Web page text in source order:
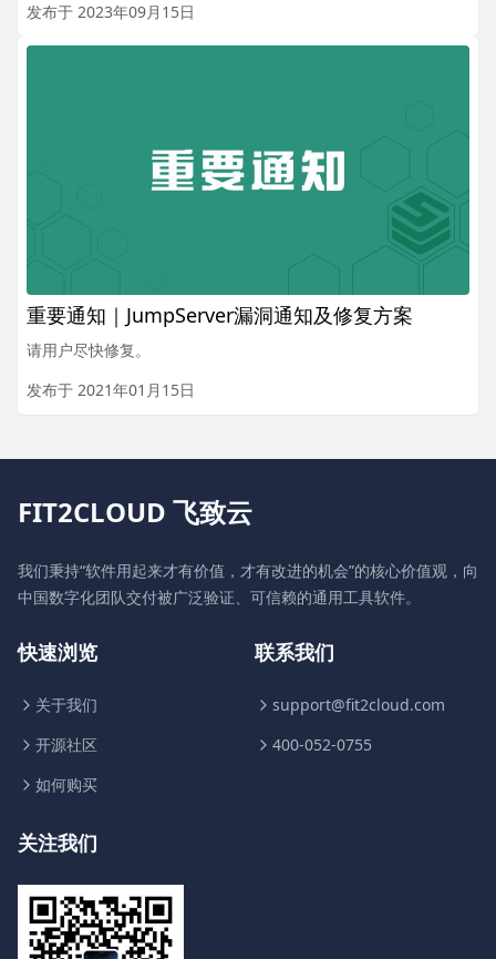
发布于 2023年09月15日
重要通知｜JumpServer漏洞通知及修复方案
请用户尽快修复。
发布于 2021年01月15日
FIT2CLOUD 飞致云
我们秉持“软件用起来才有价值，才有改进的机会”的核心价值观，向
中国数字化团队交付被广泛验证、可信赖的通用工具软件。
快速浏览
关于我们
开源社区
如何购买
联系我们
support@fit2cloud.com
400-052-0755
关注我们